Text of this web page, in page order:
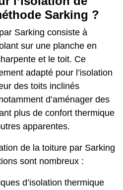
Sarking ?
Sarking consiste à
sur une planche en
et le toit. Ce
adapté pour l’isolation
des toits inclinés
d’aménager des
plus de confort thermique
apparentes.
de la toiture par Sarking
sont nombreux :
d’isolation thermique